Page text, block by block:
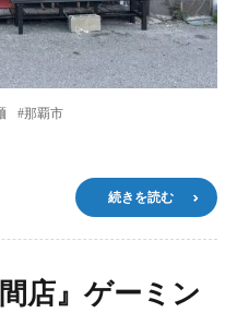
#那覇市
続きを読む
店』ゲーミン